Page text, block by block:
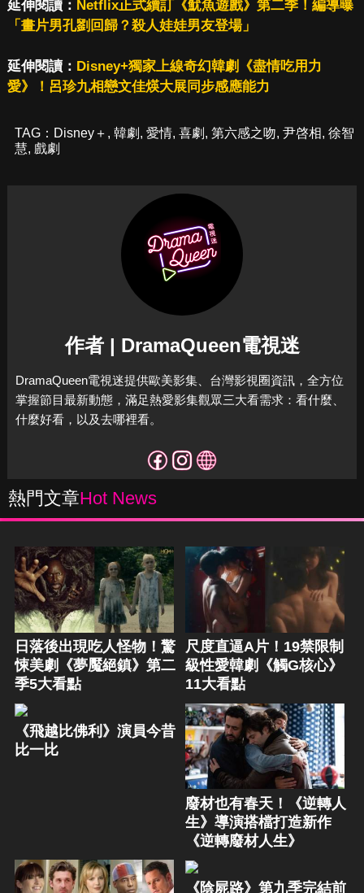
延伸閱讀： Netflix正式續訂《魷魚遊戲》第二季！編導曝
「畫片男孔劉回歸？殺人娃娃男友登場」
延伸閱讀： Disney+獨家上線奇幻韓劇《盡情吃用力
愛》！呂珍九相戀文佳煐大展同步感應能力
TAG： Disney＋ , 韓劇 , 愛情, 喜劇 , 第六感之吻, 尹啓相, 徐智
慧, 戲劇
作者 | DramaQueen電視迷
DramaQueen電視迷提供歐美影集、台灣影視圈資訊，全方位
掌握節目最新動態，滿足熱愛影集觀眾三大看需求：看什麼、
什麼好看，以及去哪裡看。
熱門文章Hot News
日落後出現吃人怪物！驚
悚美劇《夢魘絕鎮》第二
季5大看點
尺度直逼A片！19禁限制
級性愛韓劇《觸G核心》
11大看點
《飛越比佛利》演員今昔
比一比
廢材也有春天！《逆轉人
生》導演搭檔打造新作
《逆轉廢材人生》
《陰屍路》第九季完結前